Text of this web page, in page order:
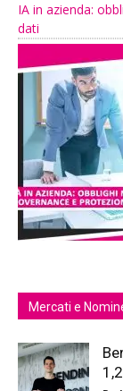
IA in azienda:
dati
Mercati e